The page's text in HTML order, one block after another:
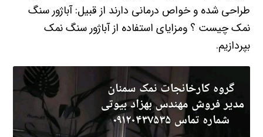
طراحی شده و خواص درمانی دارند از قبیل: آباژور سنگ
نمک چیست ؟ ومزایای استفاده از آباژور سنگ نمک
بپردازیم.